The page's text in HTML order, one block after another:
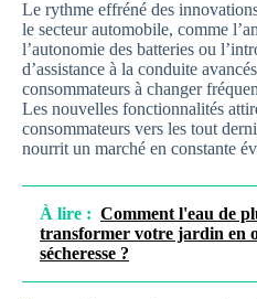
Le rythme effréné des
le secteur automobile, comme
l’autonomie des batteries ou
d’assistance à la conduite
consommateurs à changer
Les nouvelles fonctionnalités
consommateurs vers les tout
nourrit un marché en constante
À lire : Comment l'eau de
transformer votre jardin en
sécheresse ?